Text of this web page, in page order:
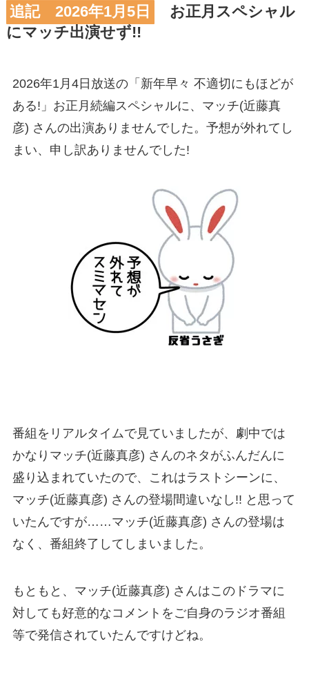
追記 2026年1月5日
お正月スペシャル
にマッチ出演せず!!
2026年1月4日放送の「新年早々 不適切にもほどが
ある!」お正月続編スペシャルに、マッチ(近藤真
彦) さんの出演ありませんでした。予想が外れてし
まい、申し訳ありませんでした!
番組をリアルタイムで見ていましたが、劇中では
かなりマッチ(近藤真彦) さんのネタがふんだんに
盛り込まれていたので、これはラストシーンに、
マッチ(近藤真彦) さんの登場間違いなし!! と思って
いたんですが……マッチ(近藤真彦) さんの登場は
なく、番組終了してしまいました。
もともと、マッチ(近藤真彦) さんはこのドラマに
対しても好意的なコメントをご自身のラジオ番組
等で発信されていたんですけどね。